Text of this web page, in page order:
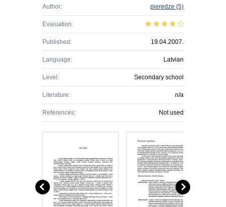
Author: pieredze (5)
Evaluation:
Published: 19.04.2007.
Language: Latvian
Level: Secondary school
Literature: n/a
References: Not used